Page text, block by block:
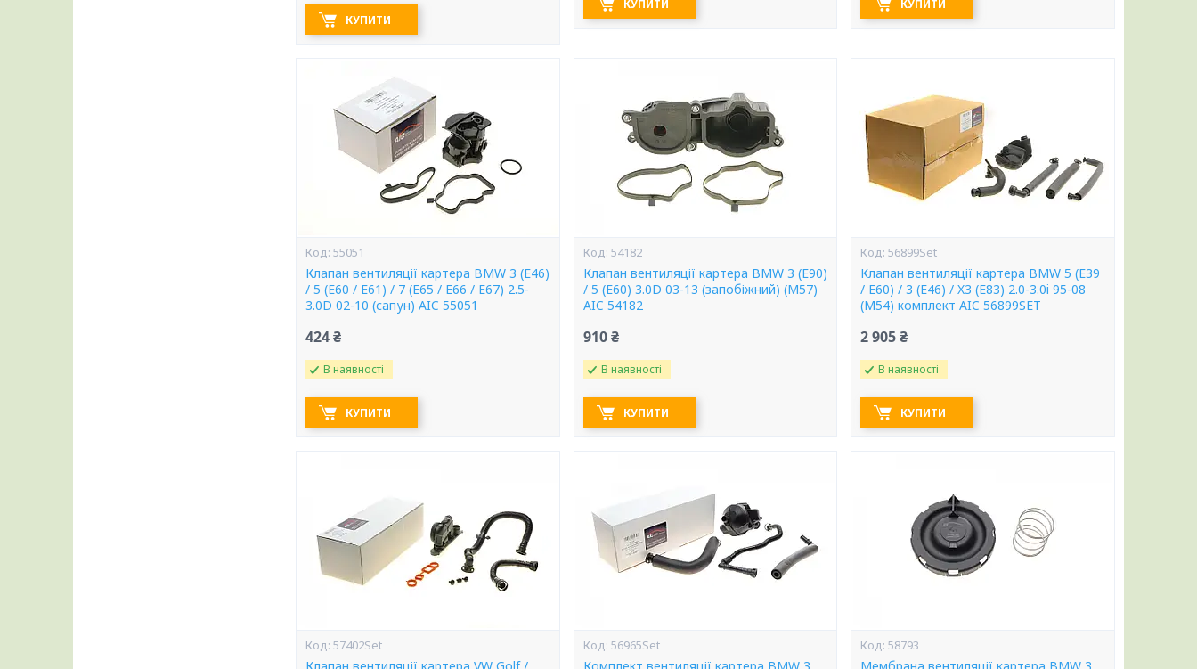
КУПИТИ
КУПИТИ КУПИТИ
55051
Клапан вентиляції картера BMW 3 (E46)
/ 5 (E60 / E61) / 7 (E65 / E66 / E67) 2.5-
3.0D 02-10 (сапун) AIC 55051
424 ₴
В наявності
КУПИТИ
54182
Клапан вентиляції картера BMW 3 (E90)
/ 5 (E60) 3.0D 03-13 (запобіжний) (M57)
AIC 54182
910 ₴
В наявності
КУПИТИ
56899Set
Клапан вентиляції картера BMW 5 (E39
/ E60) / 3 (E46) / X3 (E83) 2.0-3.0i 95-08
(M54) комплект AIC 56899SET
2 905 ₴
В наявності
КУПИТИ
57402Set 56965Set 58793